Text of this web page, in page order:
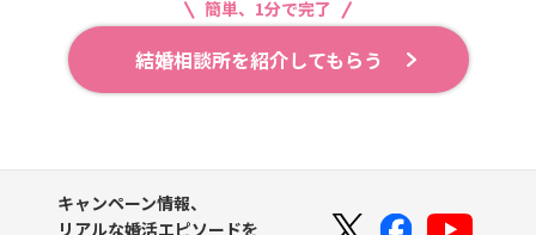
どり着けるためのお手伝いをすることが婚活カウンセラー
の役割となります。
簡単、1分で完了
結婚相談所を紹介してもらう
キャンペーン情報、
リアルな婚活エピソードを